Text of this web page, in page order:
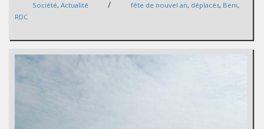
Société, Actualité / fête de nouvel an, déplacés, Beni,
RDC